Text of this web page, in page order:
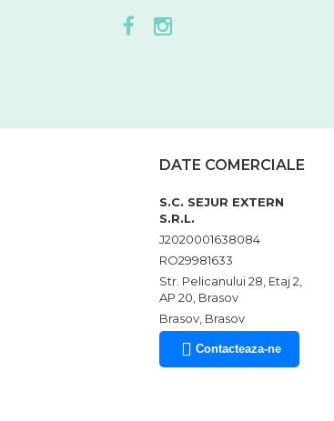
DATE COMERCIALE
S.C. SEJUR EXTERN
S.R.L.
J2020001638084
RO29981633
Str. Pelicanului 28, Etaj 2,
AP 20, Brasov
Brasov, Brasov
Contacteaza-ne